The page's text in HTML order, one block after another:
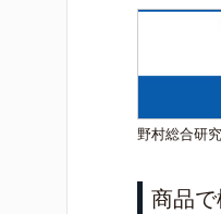
野村総合研
商品